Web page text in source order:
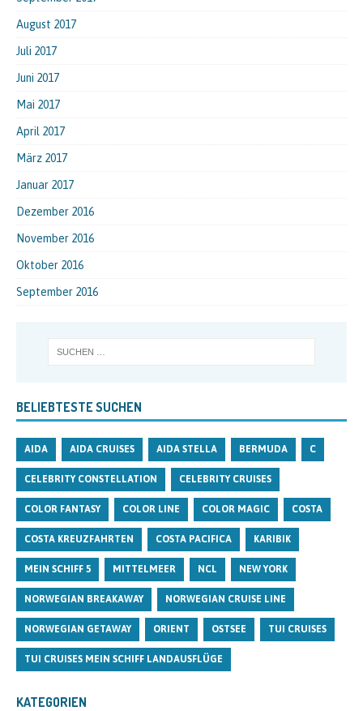
August 2017
Juli 2017
Juni 2017
Mai 2017
April 2017
März 2017
Januar 2017
Dezember 2016
November 2016
Oktober 2016
September 2016
BELIEBTESTE SUCHEN
AIDA AIDA CRUISES AIDA STELLA BERMUDA C
CELEBRITY CONSTELLATION CELEBRITY CRUISES
COLOR FANTASY COLOR LINE COLOR MAGIC COSTA
COSTA KREUZFAHRTEN COSTA PACIFICA KARIBIK
MEIN SCHIFF 5 MITTELMEER NCL NEW YORK
NORWEGIAN BREAKAWAY NORWEGIAN CRUISE LINE
NORWEGIAN GETAWAY ORIENT OSTSEE TUI CRUISES
TUI CRUISES MEIN SCHIFF LANDAUSFLÜGE
KATEGORIEN